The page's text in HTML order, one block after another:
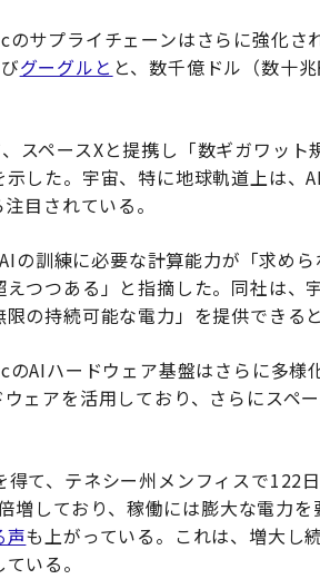
サプライチェーンはさらに強化
グーグルと と、数千億ドル（数十
ペースXと提携し「数ギガワット
した。宇宙、特に地球軌道上は、
目されている。
の訓練に必要な計算能力が「求め
つつある」と指摘した。同社は、
の持続可能な電力」を提供できる
AIハードウェア基盤はさらに多様
ェアを活用しており、さらにスペ
て、テネシー州メンフィスで122
増しており、稼働には膨大な電力
声も上がっている。これは、増大し
いる。